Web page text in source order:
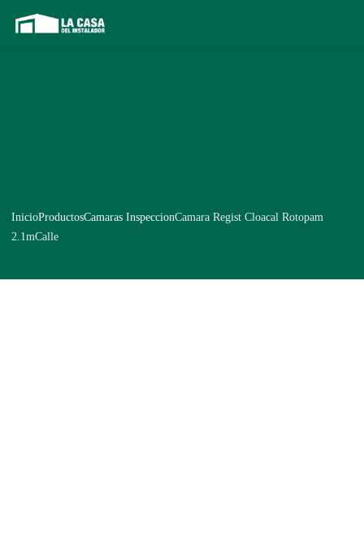
InicioProductosCamaras InspeccionCamara Regist Cloacal Rotopam
2.1mCalle